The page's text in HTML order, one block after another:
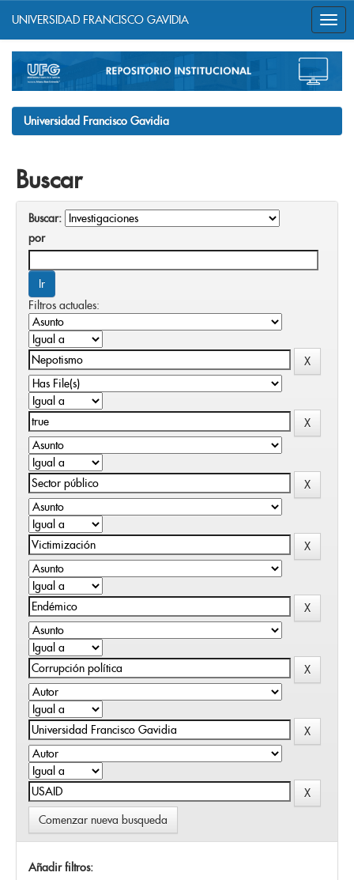
navigation
UNIVERSIDAD FRANCISCO GAVIDIA
Universidad Francisco Gavidia
Buscar
Buscar:
por
Filtros actuales:
Comenzar nueva busqueda
Añadir filtros: